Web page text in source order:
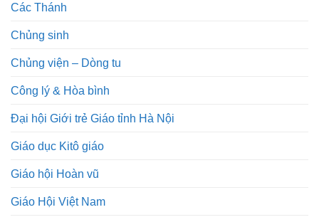
Các Thánh
Chủng sinh
Chủng viện – Dòng tu
Công lý & Hòa bình
Đại hội Giới trẻ Giáo tỉnh Hà Nội
Giáo dục Kitô giáo
Giáo hội Hoàn vũ
Giáo Hội Việt Nam